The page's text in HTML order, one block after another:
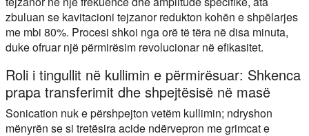
zbuluan se kavitacioni tejzanor redukton kohën e shpëlarjes
me mbi 80%. Procesi shkoi nga orë të tëra në disa minuta,
duke ofruar një përmirësim revolucionar në efikasitet.
Roli i tingullit në kullimin e përmirësuar: Shkenca
prapa transferimit dhe shpejtësisë në masë
Sonication nuk e përshpejton vetëm kullimin; ndryshon
mënyrën se si tretësira acide ndërvepron me grimcat e